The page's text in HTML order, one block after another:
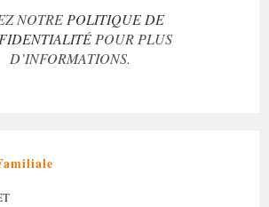
NOTRE POLITIQUE DE
POUR PLUS
D’INFORMATIONS.